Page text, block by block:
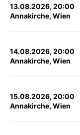
13.08.2026, 20:00
Annakirche, Wien
14.08.2026, 20:00
Annakirche, Wien
15.08.2026, 20:00
Annakirche, Wien